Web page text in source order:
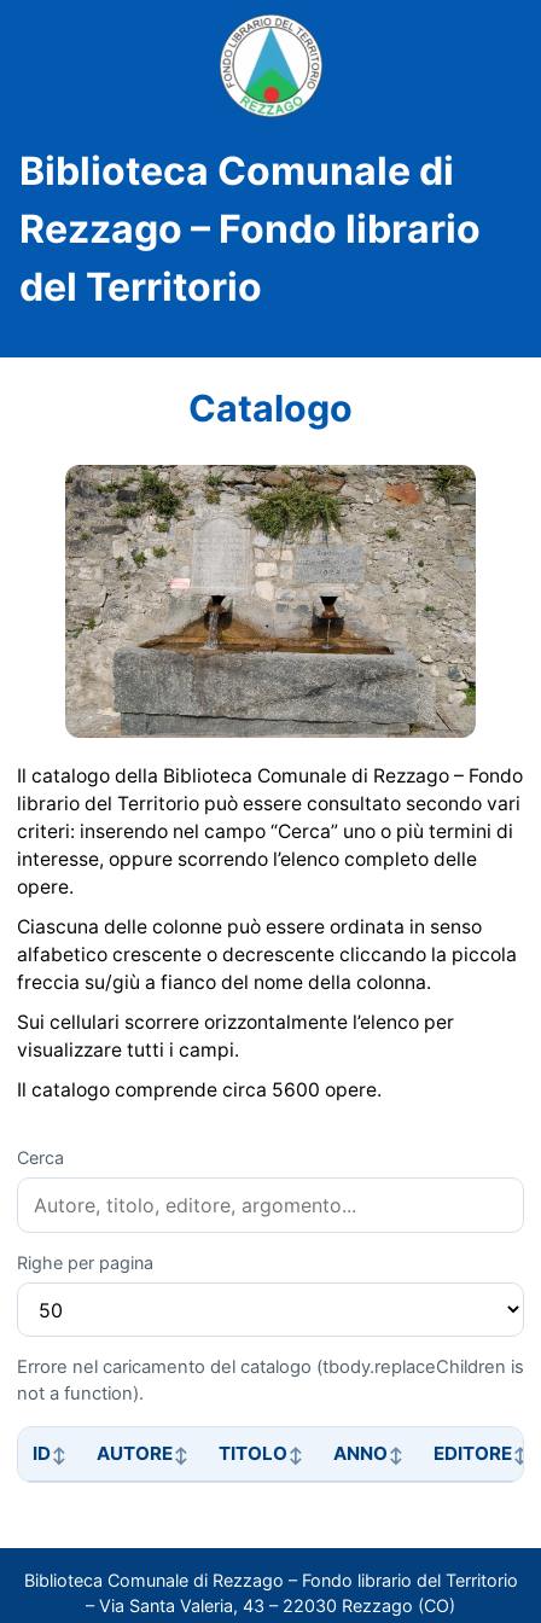
Biblioteca Comunale di
Rezzago – Fondo librario
del Territorio
Catalogo
Il catalogo della Biblioteca Comunale di Rezzago – Fondo
librario del Territorio può essere consultato secondo vari
criteri: inserendo nel campo “Cerca” uno o più termini di
interesse, oppure scorrendo l’elenco completo delle
opere.
Ciascuna delle colonne può essere ordinata in senso
alfabetico crescente o decrescente cliccando la piccola
freccia su/giù a fianco del nome della colonna.
Sui cellulari scorrere orizzontalmente l’elenco per
visualizzare tutti i campi.
Il catalogo comprende circa 5600 opere.
Cerca
Righe per pagina
Errore nel caricamento del catalogo (tbody.replaceChildren is
not a function).
ID AUTORE TITOLO ANNO EDITORE
Biblioteca Comunale di Rezzago – Fondo librario del Territorio
– Via Santa Valeria, 43 – 22030 Rezzago (CO)